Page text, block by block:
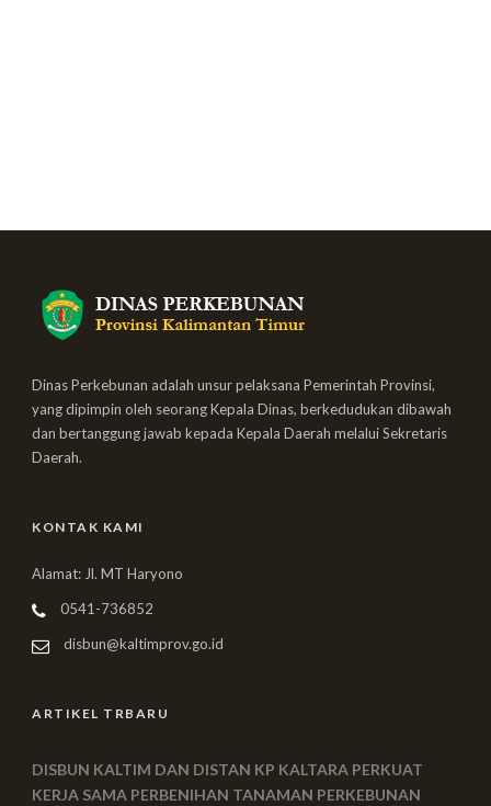
Dinas Perkebunan adalah unsur pelaksana Pemerintah Provinsi,
yang dipimpin oleh seorang Kepala Dinas, berkedudukan dibawah
dan bertanggung jawab kepada Kepala Daerah melalui Sekretaris
Daerah.
KONTAK KAMI
Alamat: Jl. MT Haryono
0541-736852
disbun@kaltimprov.go.id
ARTIKEL TRBARU
DISBUN KALTIM DAN DISTAN KP KALTARA PERKUAT
KERJA SAMA PERBENIHAN TANAMAN PERKEBUNAN